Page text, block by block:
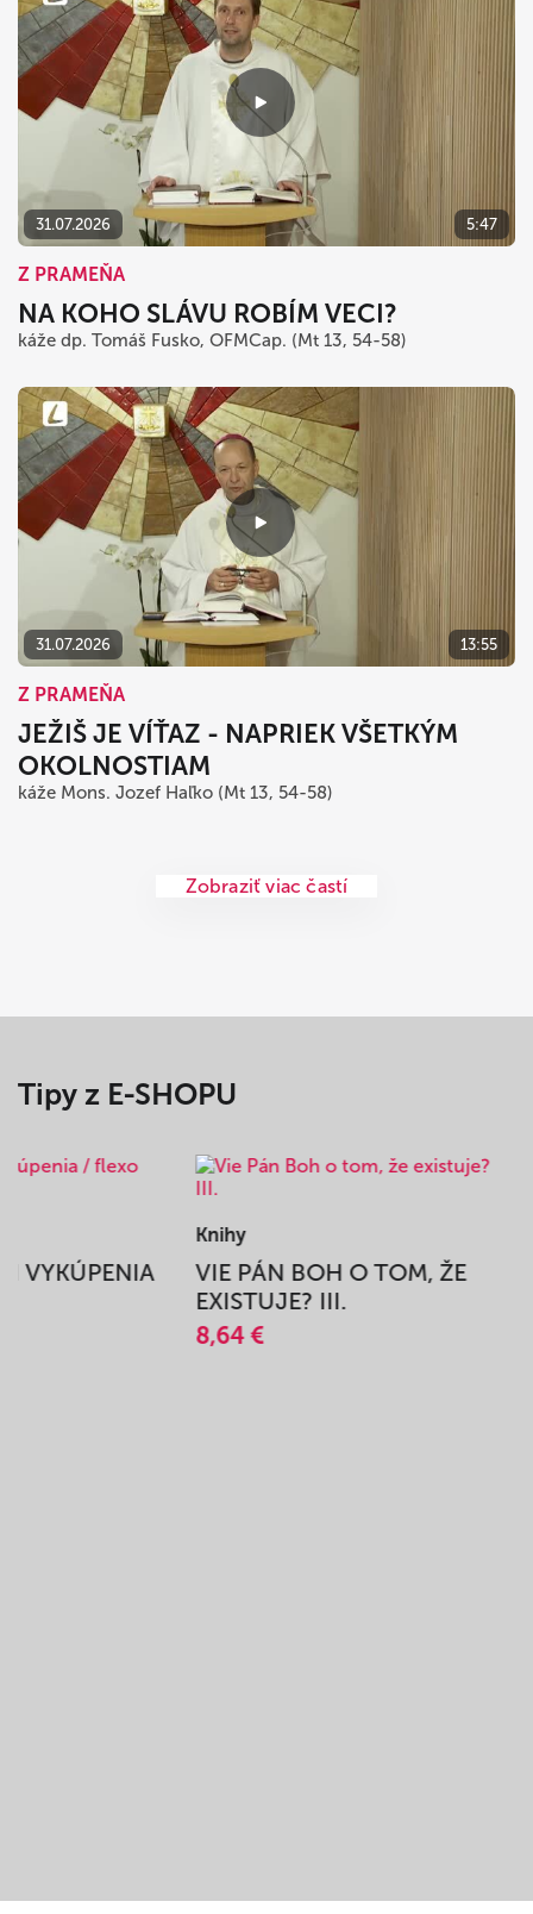
31.07.2026 5:47
Z PRAMEŇA
NA KOHO SLÁVU ROBÍM VECI?
káže dp. Tomáš Fusko, OFMCap. (Mt 13, 54-58)
31.07.2026 13:55
Z PRAMEŇA
JEŽIŠ JE VÍŤAZ - NAPRIEK VŠETKÝM
OKOLNOSTIAM
káže Mons. Jozef Haľko (Mt 13, 54-58)
Zobraziť viac častí
Tipy z E-SHOPU
VYKÚPENIA
Knihy
VIE PÁN BOH O TOM, ŽE
EXISTUJE? III.
8,64 €